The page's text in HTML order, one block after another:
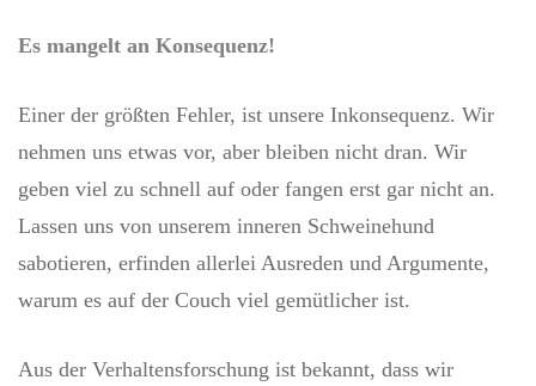
Es mangelt an Konsequenz!
Einer der größten Fehler, ist unsere Inkonsequenz. Wir
nehmen uns etwas vor, aber bleiben nicht dran. Wir
geben viel zu schnell auf oder fangen erst gar nicht an.
Lassen uns von unserem inneren Schweinehund
sabotieren, erfinden allerlei Ausreden und Argumente,
warum es auf der Couch viel gemütlicher ist.
Aus der Verhaltensforschung ist bekannt, dass wir